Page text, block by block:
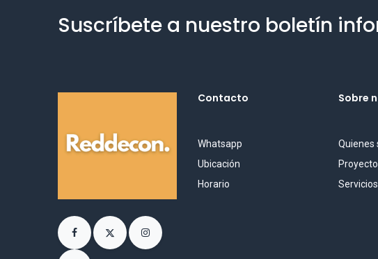
Suscríbete a nuestro boletín
Contacto
Whatsapp
Ubicación
Horario
Sobre
Quienes
Servicios